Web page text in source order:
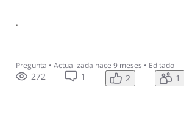
.
Pregunta • Actualizada hace 9 meses • Editado
272 1 2 1